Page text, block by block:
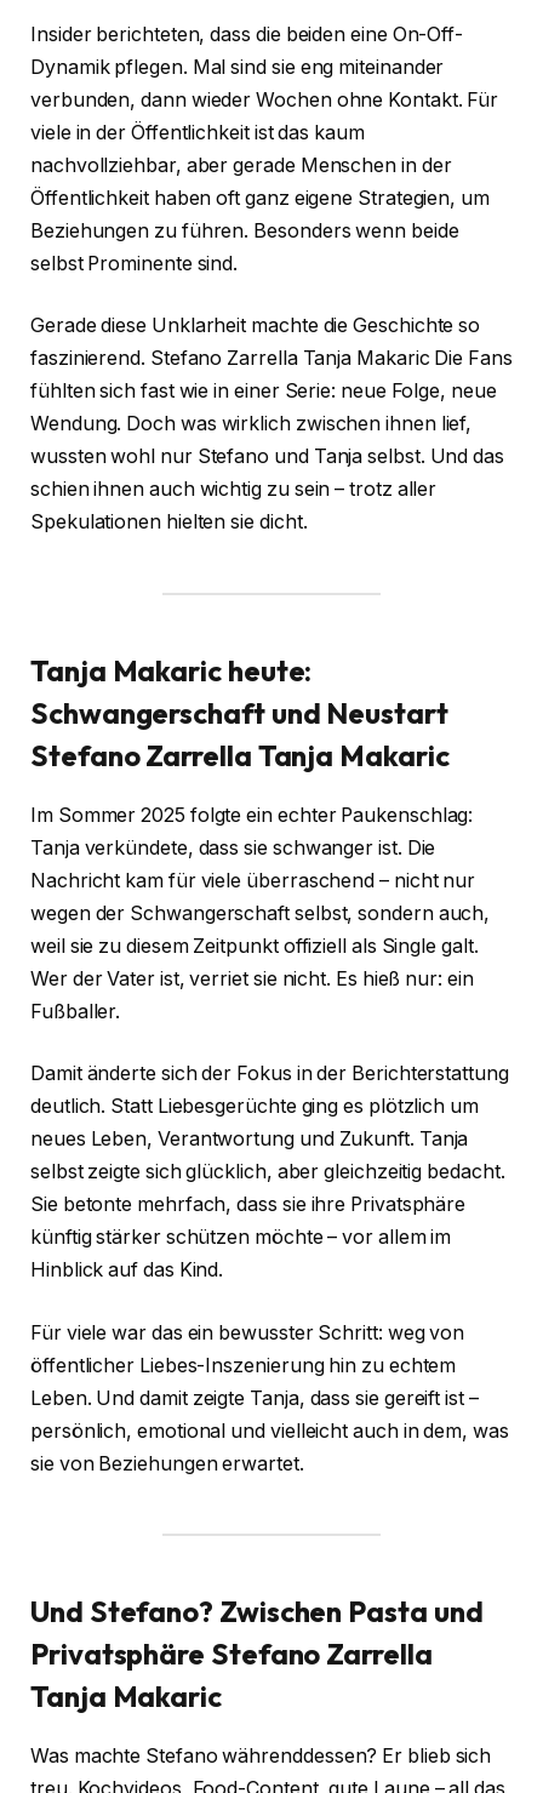
Insider berichteten, dass die beiden eine On-Off-
Dynamik pflegen. Mal sind sie eng miteinander
verbunden, dann wieder Wochen ohne Kontakt. Für
viele in der Öffentlichkeit ist das kaum
nachvollziehbar, aber gerade Menschen in der
Öffentlichkeit haben oft ganz eigene Strategien, um
Beziehungen zu führen. Besonders wenn beide
selbst Prominente sind.
Gerade diese Unklarheit machte die Geschichte so
faszinierend. Stefano Zarrella Tanja Makaric Die Fans
fühlten sich fast wie in einer Serie: neue Folge, neue
Wendung. Doch was wirklich zwischen ihnen lief,
wussten wohl nur Stefano und Tanja selbst. Und das
schien ihnen auch wichtig zu sein – trotz aller
Spekulationen hielten sie dicht.
Tanja Makaric heute:
Schwangerschaft und Neustart
Stefano Zarrella Tanja Makaric
Im Sommer 2025 folgte ein echter Paukenschlag:
Tanja verkündete, dass sie schwanger ist. Die
Nachricht kam für viele überraschend – nicht nur
wegen der Schwangerschaft selbst, sondern auch,
weil sie zu diesem Zeitpunkt offiziell als Single galt.
Wer der Vater ist, verriet sie nicht. Es hieß nur: ein
Fußballer.
Damit änderte sich der Fokus in der Berichterstattung
deutlich. Statt Liebesgerüchte ging es plötzlich um
neues Leben, Verantwortung und Zukunft. Tanja
selbst zeigte sich glücklich, aber gleichzeitig bedacht.
Sie betonte mehrfach, dass sie ihre Privatsphäre
künftig stärker schützen möchte – vor allem im
Hinblick auf das Kind.
Für viele war das ein bewusster Schritt: weg von
öffentlicher Liebes-Inszenierung hin zu echtem
Leben. Und damit zeigte Tanja, dass sie gereift ist –
persönlich, emotional und vielleicht auch in dem, was
sie von Beziehungen erwartet.
Und Stefano? Zwischen Pasta und
Privatsphäre Stefano Zarrella
Tanja Makaric
Was machte Stefano währenddessen? Er blieb sich